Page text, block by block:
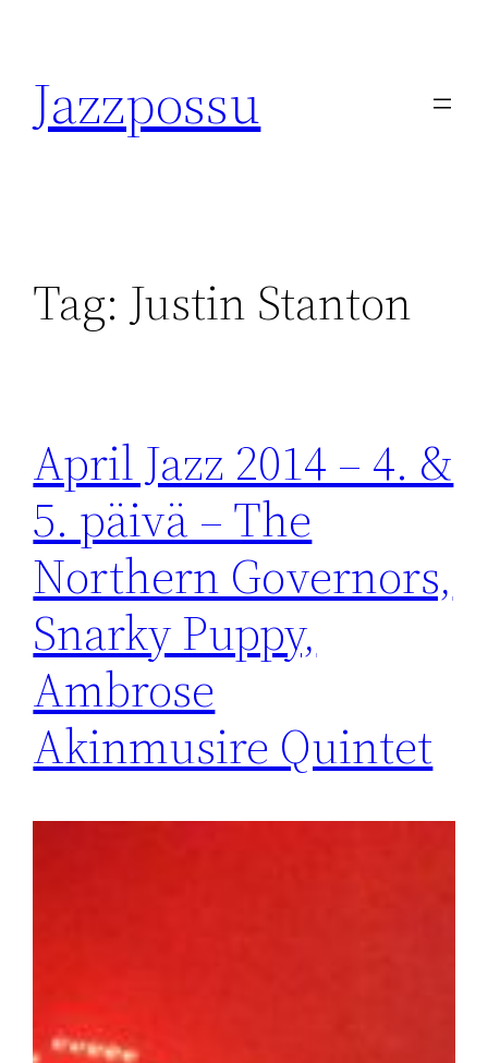
content
Jazzpossu
Tag: Justin Stanton
April Jazz 2014 – 4. &
5. päivä – The
Northern Governors,
Snarky Puppy,
Ambrose
Akinmusire Quintet